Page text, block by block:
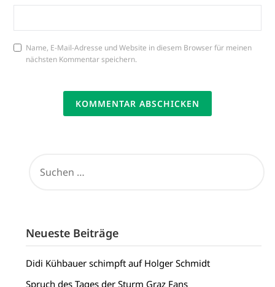
Name, E-Mail-Adresse und Website in diesem Browser für meinen
nächsten Kommentar speichern.
NACH:
Neueste Beiträge
Didi Kühbauer schimpft auf Holger Schmidt
Spruch des Tages der Sturm Graz Fans